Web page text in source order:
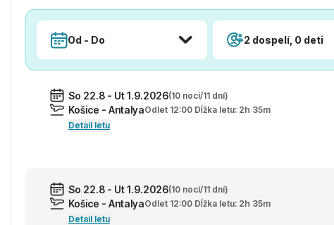
Od - Do 2 dospelí, 0 deti
So 22.8 - Ut 1.9.2026(10 nocí/11 dní)
Košice - AntalyaOdlet 12:00 Dĺžka letu: 2h 35m
Detail letu
So 22.8 - Ut 1.9.2026(10 nocí/11 dní)
Košice - AntalyaOdlet 12:00 Dĺžka letu: 2h 35m
Detail letu